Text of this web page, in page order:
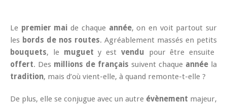
Le premier mai de chaque année, on en voit partout sur
les bords de nos routes. Agréablement massés en petits
bouquets, le muguet y est vendu pour être ensuite
offert. Des millions de français suivent chaque année la
tradition, mais d’où vient-elle, à quand remonte-t-elle ?
De plus, elle se conjugue avec un autre évènement majeur,